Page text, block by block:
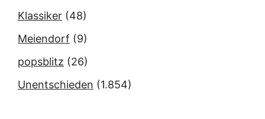
Klassiker (48)
Meiendorf (9)
popsblitz (26)
Unentschieden (1.854)